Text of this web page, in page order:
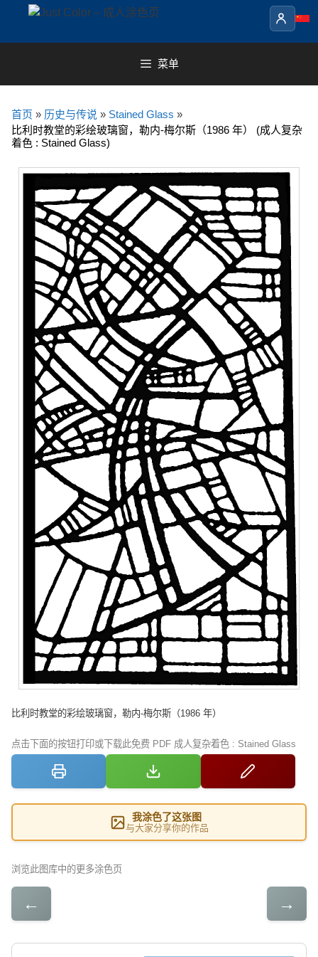
content
菜单
首页 » 历史与传说 » Stained Glass »
比利时教堂的彩绘玻璃窗，勒内-梅尔斯（1986 年） (成人复杂
着色 : Stained Glass)
比利时教堂的彩绘玻璃窗，勒内-梅尔斯（1986 年）
点击下面的按钮打印或下载此免费 PDF 成人复杂着色 : Stained Glass
我涂色了这张图
与大家分享你的作品
浏览此图库中的更多涂色页
← →